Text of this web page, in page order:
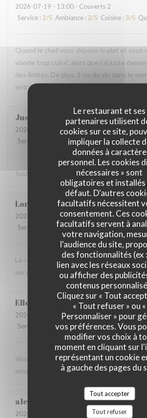
Le restaurant et ses
partenaires utilisent
cookies sur ce site,
impliquer la collecte
données à caractère
personnel. Les cookies
nécessaires » sont
obligatoires et installés
défaut. D'autres
facultatifs nécessitent
consentement. Ces
facultatifs servent à
votre navigation,
l'audience du site,
des fonctionnalités (ex
lien avec les réseaux
ou afficher des
contenus
Cliquez sur « Tout
« Tout refuser » ou «
Personnaliser » pour
vos préférences. Vous
modifier vos choix à
moment en cliquant sur
représentant un cookie
à gauche des pages du
Tout accepter
Tout refuser
2026-07-19 - 13:00 - Couverts 2
Service : 2/5 Ambiance : 2/5 Cuisine : 3/5
Quand le chef vous dépose le plat et vous
viande trop cuite", alors que j'ai juste
des limites. De plus, 3 cm de vin dans le
entrées, 2 plats à 100 euros, je ne reviendrai
Justine
2026-07-08
- 20:30 - Couverts 2
Service
Ambiance:5/5 Cuisine: 5/5
Juste parfait ! Service & plat délicieux
Lorena
2026-07-07
- 19:30 - Couverts 4
Service
Ambiance: 5/5 Cuisine: 5/5
La comida estaba muy buena, el vino rico y
excelente. Lo recomiendo 100%.
Ellen
2026-06-28
- 13:00 - Couverts 4
Service
Ambiance:5/5 Cuisine:5/5
Wonderful meal, excellent service, and a
environment. We will definitely be back!
alessandra
2026-06-23
- 20:00 - Couverts 4